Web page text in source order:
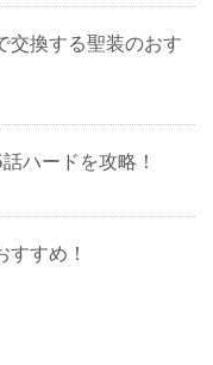
交換する聖装のおす
ハードを攻略！
すすめ！